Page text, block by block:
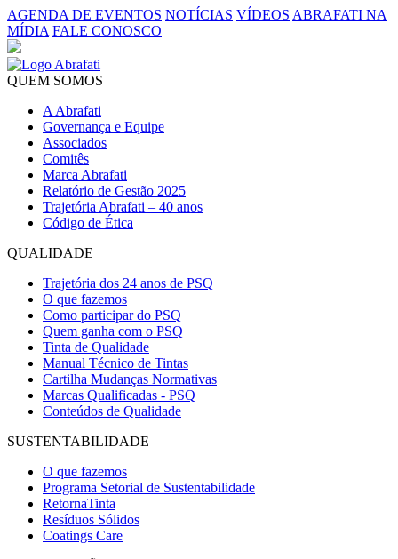
AGENDA DE EVENTOS NOTÍCIAS VÍDEOS ABRAFATI NA
MÍDIA FALE CONOSCO
QUEM SOMOS
A Abrafati
Governança e Equipe
Associados
Comitês
Marca Abrafati
Relatório de Gestão 2025
Trajetória Abrafati – 40 anos
Código de Ética
QUALIDADE
Trajetória dos 24 anos de PSQ
O que fazemos
Como participar do PSQ
Quem ganha com o PSQ
Tinta de Qualidade
Manual Técnico de Tintas
Cartilha Mudanças Normativas
Marcas Qualificadas - PSQ
Conteúdos de Qualidade
SUSTENTABILIDADE
O que fazemos
Programa Setorial de Sustentabilidade
RetornaTinta
Resíduos Sólidos
Coatings Care